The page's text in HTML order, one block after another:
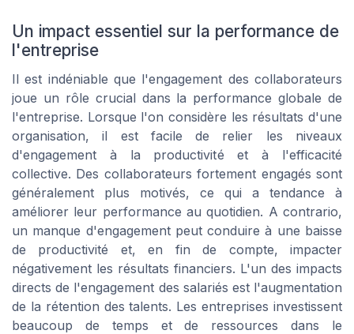
Un impact essentiel sur la performance de
l'entreprise
Il est indéniable que l'engagement des collaborateurs
joue un rôle crucial dans la performance globale de
l'entreprise. Lorsque l'on considère les résultats d'une
organisation, il est facile de relier les niveaux
d'engagement à la productivité et à l'efficacité
collective. Des collaborateurs fortement engagés sont
généralement plus motivés, ce qui a tendance à
améliorer leur performance au quotidien. A contrario,
un manque d'engagement peut conduire à une baisse
de productivité et, en fin de compte, impacter
négativement les résultats financiers. L'un des impacts
directs de l'engagement des salariés est l'augmentation
de la rétention des talents. Les entreprises investissent
beaucoup de temps et de ressources dans le